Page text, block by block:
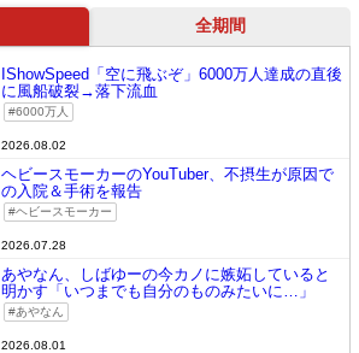
全期間
IShowSpeed「空に飛ぶぞ」6000万人達成の直後
に風船破裂→落下流血
6000万人
2026.08.02
ヘビースモーカーのYouTuber、不摂生が原因で
の入院＆手術を報告
ヘビースモーカー
2026.07.28
あやなん、しばゆーの今カノに嫉妬していると
明かす「いつまでも自分のものみたいに…」
あやなん
2026.08.01